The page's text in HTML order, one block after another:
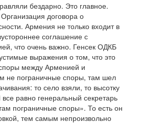
бездарно. Это главное.
договора о
Армения не только входит в
соглашение с
что очень важно. Генсек ОДКБ
выражения о том, что это
между Арменией и
не пограничные споры, там шел
то село взяли, то высотку
равно генеральный секретарь
пограничные споры». То есть он
тем самым непроизвольно